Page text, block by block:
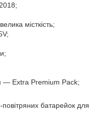
місткість;
— Extra Premium Pack;
батарейок для